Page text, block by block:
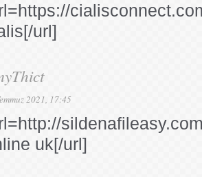
url]
2021, 17:45
uk[/url]